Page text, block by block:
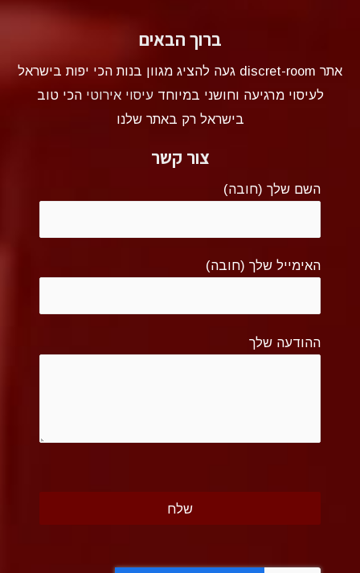
ברוך הבאים
אתר discret-room געה להציג מגוון בנות הכי יפות בישראל
לעיסוי מרגיעה וחושני במיוחדעיסוי אירוטי הכי טוב
בישראל רק באתר שלנו
צור קשר
השם שלך (חובה)
האימייל שלך (חובה)
ההודעה שלך